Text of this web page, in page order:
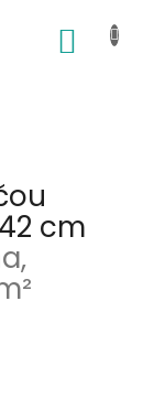
cm